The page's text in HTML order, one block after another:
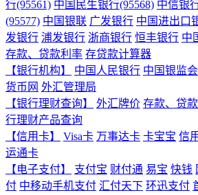
行(95561) 中国民生银行(95568) 中信银
(95577) 中国银联 广发银行 中国进出口
发银行 浦发银行 浙商银行 恒丰银行 中
存款、贷款利率 存贷款计算器
【银行机构】
中国人民银行 中国银监会
货币网 外汇管理局
【银行理财查询】
外汇牌价 存款、贷
行理财产品查询
【信用卡】
Visa卡 万事达卡 卡宝宝 信
运通卡
【电子支付】
支付宝 财付通 易宝 快钱
付 中移动手机支付 汇付天下 环迅支付